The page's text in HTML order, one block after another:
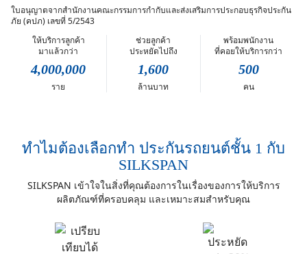
ใบอนุญาตจากสำนักงานคณะกรรมการกำกับและส่งเสริมการประกอบธุรกิจประกัน
ภัย (คปภ) เลขที่ 5/2543
ให้บริการลูกค้า
มาแล้วกว่า
4,000,000
ราย
ช่วยลูกค้า
ประหยัดไปถึง
1,600
ล้านบาท
พร้อมพนักงาน
ที่คอยให้บริการกว่า
500
คน
ทำไมต้องเลือกทำ ประกันรถยนต์ชั้น 1 กับ
SILKSPAN
SILKSPAN เข้าใจในสิ่งที่คุณต้องการในเรื่องของการให้บริการ
ผลิตภัณฑ์ที่ครอบคลุม และเหมาะสมสำหรับคุณ